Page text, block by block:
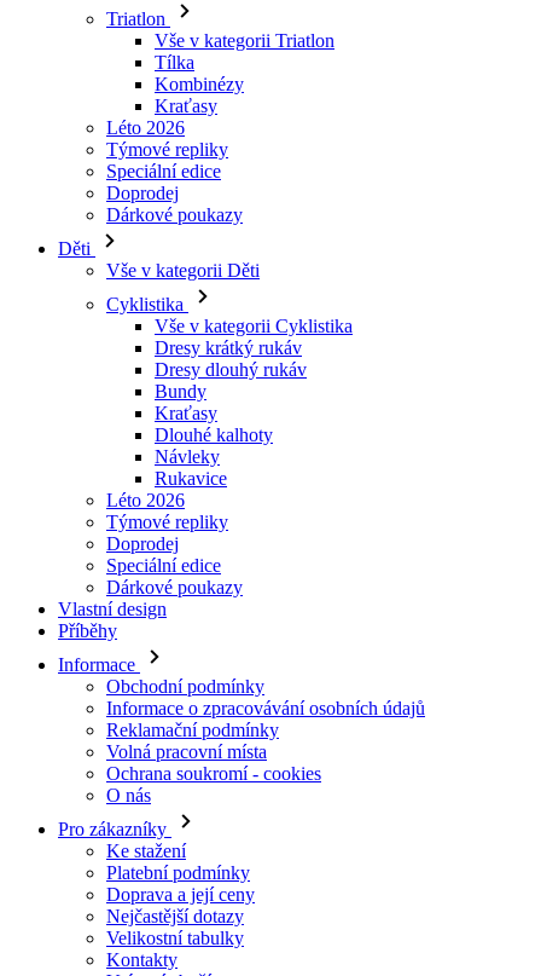
Léto 2026
Týmové repliky
Speciální edice
Doprodej
Dárkové poukazy
Děti
Vše v kategorii Děti
Cyklistika
Vše v kategorii Cyklistika
Dresy dlouhý rukáv
Bundy
Kraťasy
Dlouhé kalhoty
Návleky
Rukavice
Léto 2026
Týmové repliky
Doprodej
Speciální edice
Dárkové poukazy
Vlastní design
Příběhy
Informace
Obchodní podmínky
Informace o zpracovávání osobních údajů
Reklamační podmínky
Volná pracovní místa
Ochrana soukromí - cookies
O nás
Pro zákazníky
Ke stažení
Platební podmínky
Doprava a její ceny
Nejčastější dotazy
Velikostní tabulky
Kontakty
Vrácení zboží
Přihlásit se